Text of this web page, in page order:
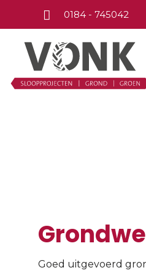
0184 - 745042
Goed uitgevoerd